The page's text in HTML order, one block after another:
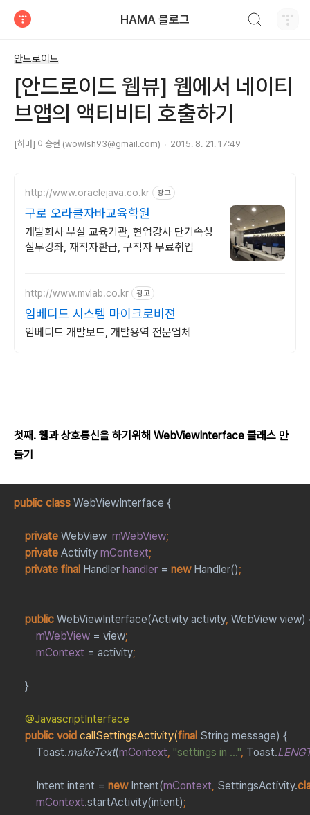
HAMA 블로그
안드로이드
[안드로이드 웹뷰] 웹에서 네이티
브앱의 액티비티 호출하기
[하마] 이승현 (wowlsh93@gmail.com) 2015. 8. 21. 17:49
http://www.oraclejava.co.kr 광고
구로 오라클자바교육학원
개발회사 부설 교육기관, 현업강사 단기속성
실무강좌, 재직자환급, 구직자 무료취업
http://www.mvlab.co.kr 광고
임베디드 시스템 마이크로비젼
임베디드 개발보드, 개발용역 전문업체
첫째. 웹과 상호통신을 하기위해 WebViewInterface 클래스 만
들기
public class WebViewInterface {
private WebView mWebView;
private Activity mContext;
private final Handler handler = new Handler();
public WebViewInterface(Activity activity, WebView view)
mWebView = view;
mContext = activity;
}
@JavascriptInterface
public void callSettingsActivity(final String message) {
        Toast.
makeText(mContext, "settings in ...", Toast.
Intent intent = new Intent(mContext, SettingsActivity.
mContext.startActivity(intent);